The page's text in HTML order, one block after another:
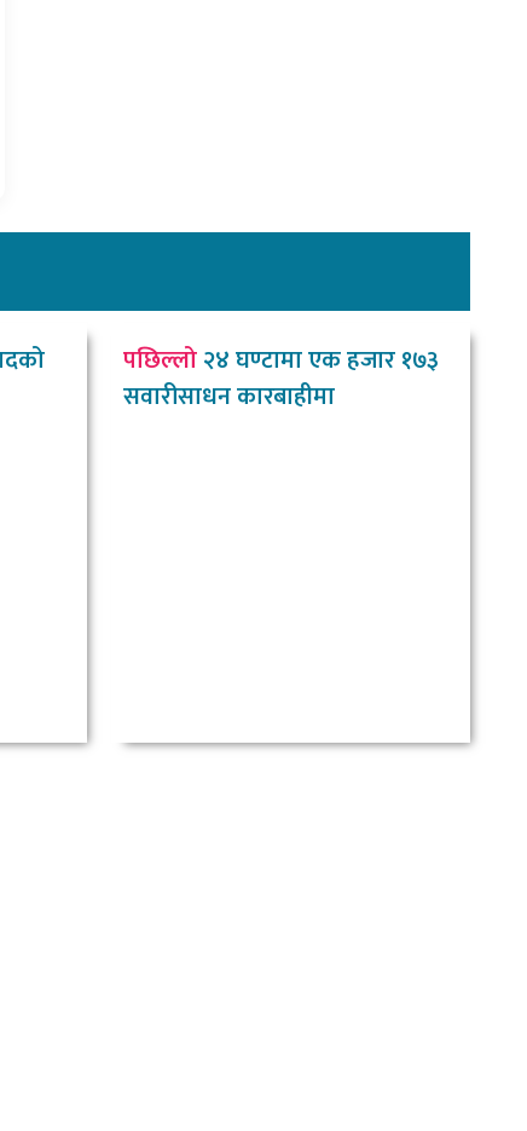
पछिल्लो२४ घण्टामा एक हजार १७३
सवारीसाधन कारबाहीमा